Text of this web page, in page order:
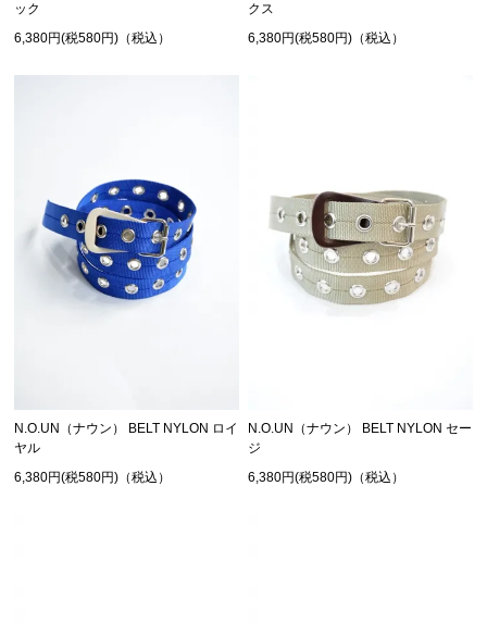
ック
6,380円(税580円)（税込）
クス
6,380円(税580円)（税込）
N.O.UN（ナウン） BELT NYLON ロイ
ヤル
6,380円(税580円)（税込）
N.O.UN（ナウン） BELT NYLON セー
ジ
6,380円(税580円)（税込）